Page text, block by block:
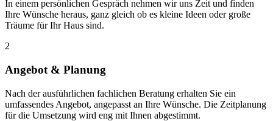
In einem persönlichen Gespräch nehmen wir uns Zeit und finden
Ihre Wünsche heraus, ganz gleich ob es kleine Ideen oder große
Träume für Ihr Haus sind.
2
Angebot & Planung
Nach der ausführlichen fachlichen Beratung erhalten Sie ein
umfassendes Angebot, angepasst an Ihre Wünsche. Die Zeitplanung
für die Umsetzung wird eng mit Ihnen abgestimmt.